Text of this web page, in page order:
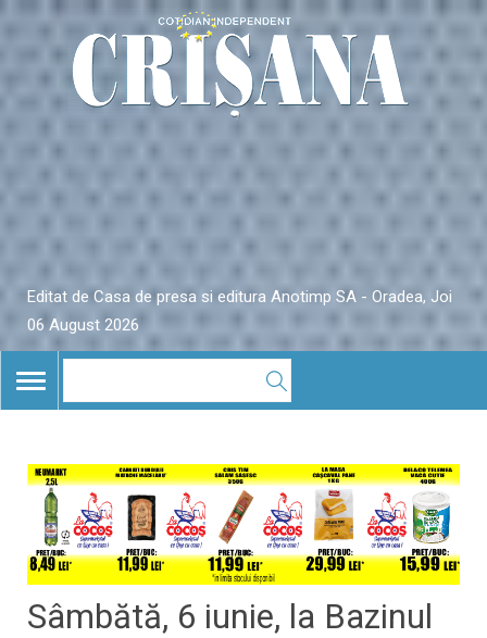
Editat de Casa de presa si editura Anotimp SA - Oradea, Joi
06 August 2026
TOGGLE
NAVIGATION
Sâmbătă, 6 iunie, la Bazinul